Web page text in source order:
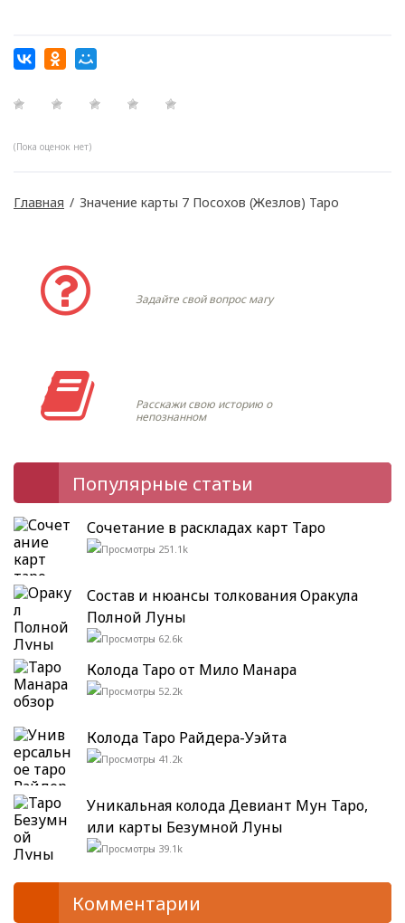
(Пока оценок нет)
Главная / Значение карты 7 Посохов (Жезлов) Таро
Задайте свой вопрос магу
Расскажи свою историю о
непознанном
Популярные статьи
Сочетание в раскладах карт Таро
251.1k
Состав и нюансы толкования Оракула
Полной Луны
62.6k
Колода Таро от Мило Манара
52.2k
Колода Таро Райдера-Уэйта
41.2k
Уникальная колода Девиант Мун Таро,
или карты Безумной Луны
39.1k
Комментарии